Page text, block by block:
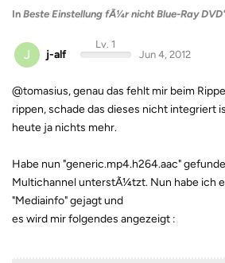
In Beste Einstellung fÃ¼r nicht Blue-Ray
J j-alf
Lv. 1
Jun 4, 2012
@tomasius, genau das fehlt mir beim
rippen, schade das dieses nicht integriert
heute ja nichts mehr.
Habe nun "generic.mp4.h264.aac"
Multichannel unterstÃ¼tzt. Nun habe ich
"Mediainfo" gejagt und
es wird mir folgendes angezeigt :